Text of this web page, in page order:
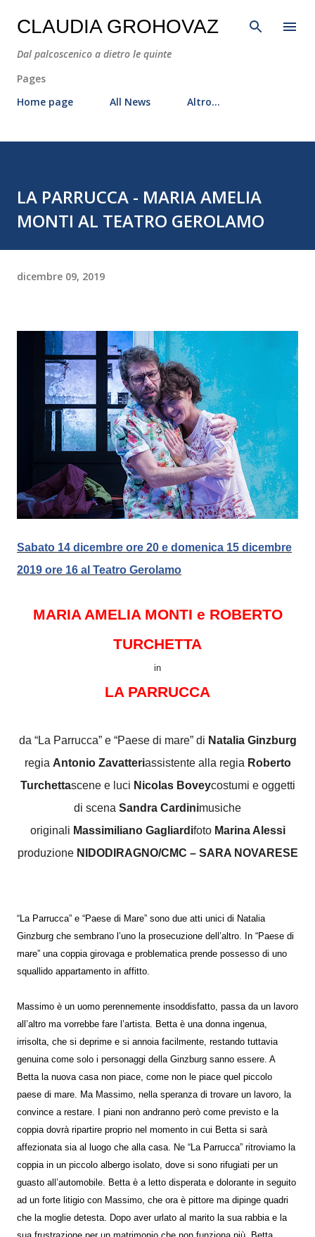
Passa ai contenuti principali
CLAUDIA GROHOVAZ
Dal palcoscenico a dietro le quinte
Pages
Home page
All News Altro…
LA PARRUCCA - MARIA AMELIA
MONTI AL TEATRO GEROLAMO
dicembre 09, 2019
Sabato 14 dicembre ore 20 e domenica 15 dicembre
2019 ore 16 al Teatro Gerolamo
MARIA AMELIA MONTI e ROBERTO
TURCHETTA
in
LA PARRUCCA
da “La Parrucca” e “Paese di mare” di Natalia Ginzburg
regia Antonio Zavatteriassistente alla regia Roberto
Turchettascene e luci Nicolas Boveycostumi e oggetti
di scena Sandra Cardinimusiche
originali Massimiliano GagliardifotoMarina Alessi
produzione NIDODIRAGNO/CMC – SARA NOVARESE
“La Parrucca” e “Paese di Mare” sono due atti unici di Natalia
Ginzburg che sembrano l’uno la prosecuzione dell’altro. In “Paese di
mare” una coppia girovaga e problematica prende possesso di uno
squallido appartamento in affitto.
Massimo è un uomo perennemente insoddisfatto, passa da un lavoro
all’altro ma vorrebbe fare l’artista. Betta è una donna ingenua,
irrisolta, che si deprime e si annoia facilmente, restando tuttavia
genuina come solo i personaggi della Ginzburg sanno essere. A
Betta la nuova casa non piace, come non le piace quel piccolo
paese di mare. Ma Massimo, nella speranza di trovare un lavoro, la
convince a restare. I piani non andranno però come previsto e la
coppia dovrà ripartire proprio nel momento in cui Betta si sarà
affezionata sia al luogo che alla casa. Ne “La Parrucca” ritroviamo la
coppia in un piccolo albergo isolato, dove si sono rifugiati per un
guasto all’automobile. Betta è a letto disperata e dolorante in seguito
ad un forte litigio con Massimo, che ora è pittore ma dipinge quadri
che la moglie detesta. Dopo aver urlato al marito la sua rabbia e la